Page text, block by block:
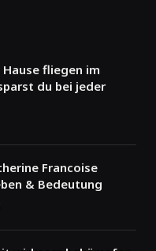
fliegen im
du bei jeder
Francoise
& Bedeutung